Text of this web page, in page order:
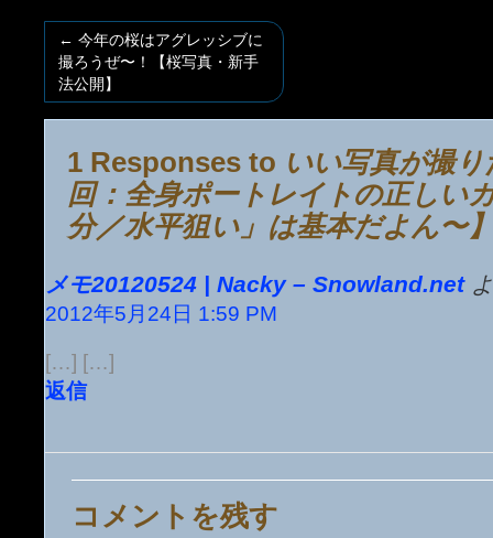
← 今年の桜はアグレッシブに
撮ろうぜ〜！【桜写真・新手
法公開】
1 Responses to いい写真が撮
回：全身ポートレイトの正しい
分／水平狙い」は基本だよん〜
メモ20120524 | Nacky – Snowland.net
2012年5月24日 1:59 PM
[…] […]
返信
コメントを残す